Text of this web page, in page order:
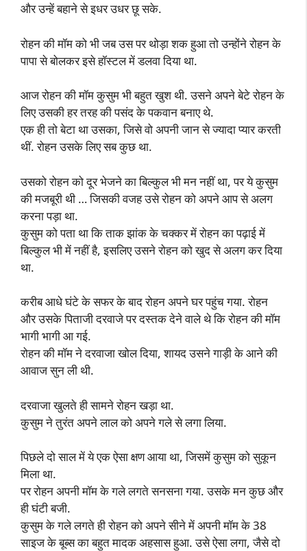
और उन्हें बहाने से इधर उधर छू सके.
रोहन की मॉम को भी जब उस पर थोड़ा शक हुआ तो उन्होंने रोहन के
पापा से बोलकर इसे हॉस्टल में डलवा दिया था.
आज रोहन की मॉम कुसुम भी बहुत खुश थी. उसने अपने बेटे रोहन के
लिए उसकी हर तरह की पसंद के पकवान बनाए थे.
एक ही तो बेटा था उसका, जिसे वो अपनी जान से ज्यादा प्यार करती
थीं. रोहन उसके लिए सब कुछ था.
उसको रोहन को दूर भेजने का बिल्कुल भी मन नहीं था, पर ये कुसुम
की मजबूरी थी … जिसकी वजह उसे रोहन को अपने आप से अलग
करना पड़ा था.
कुसुम को पता था कि ताक झांक के चक्कर में रोहन का पढ़ाई में
बिल्कुल भी में नहीं है, इसलिए उसने रोहन को खुद से अलग कर दिया
था.
करीब आधे घंटे के सफर के बाद रोहन अपने घर पहुंच गया. रोहन
और उसके पिताजी दरवाजे पर दस्तक देने वाले थे कि रोहन की मॉम
भागी भागी आ गई.
रोहन की मॉम ने दरवाजा खोल दिया, शायद उसने गाड़ी के आने की
आवाज सुन ली थी.
दरवाजा खुलते ही सामने रोहन खड़ा था.
कुसुम ने तुरंत अपने लाल को अपने गले से लगा लिया.
पिछले दो साल में ये एक ऐसा क्षण आया था, जिसमें कुसुम को सुकून
मिला था.
पर रोहन अपनी मॉम के गले लगते सनसना गया. उसके मन कुछ और
ही घंटी बजी.
कुसुम के गले लगते ही रोहन को अपने सीने में अपनी मॉम के 38
साइज के बूब्स का बहुत मादक अहसास हुआ. उसे ऐसा लगा, जैसे दो